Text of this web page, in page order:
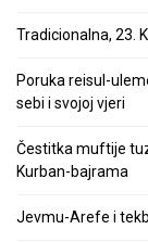
Tradicionalna, 23.
Poruka reisul-
sebi i svojoj vjeri
Čestitka muftije
Kurban-bajrama
Jevmu-Arefe i